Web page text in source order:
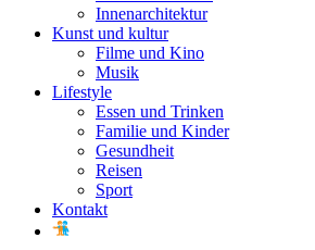
Innenarchitektur
Kunst und kultur
Filme und Kino
Musik
Lifestyle
Essen und Trinken
Familie und Kinder
Gesundheit
Reisen
Sport
Kontakt